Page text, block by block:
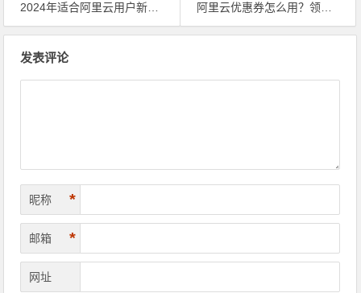
2024年适合阿里云用户新购和复购阿里云服务器的优惠活动推荐 领取代金券优惠券
阿里云优惠券怎么用？领取阿里云优惠券，购买ECS云服务器省钱教程 代金券优惠券领取
发表评论
昵称 *
邮箱 *
网址